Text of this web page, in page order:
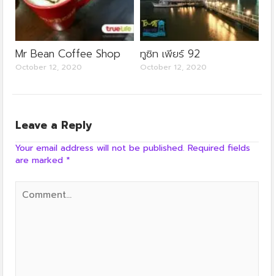
Mr Bean Coffee Shop
October 12, 2020
ทูซิท เพียร์ 92
October 12, 2020
Leave a Reply
Your email address will not be published. Required fields
are marked *